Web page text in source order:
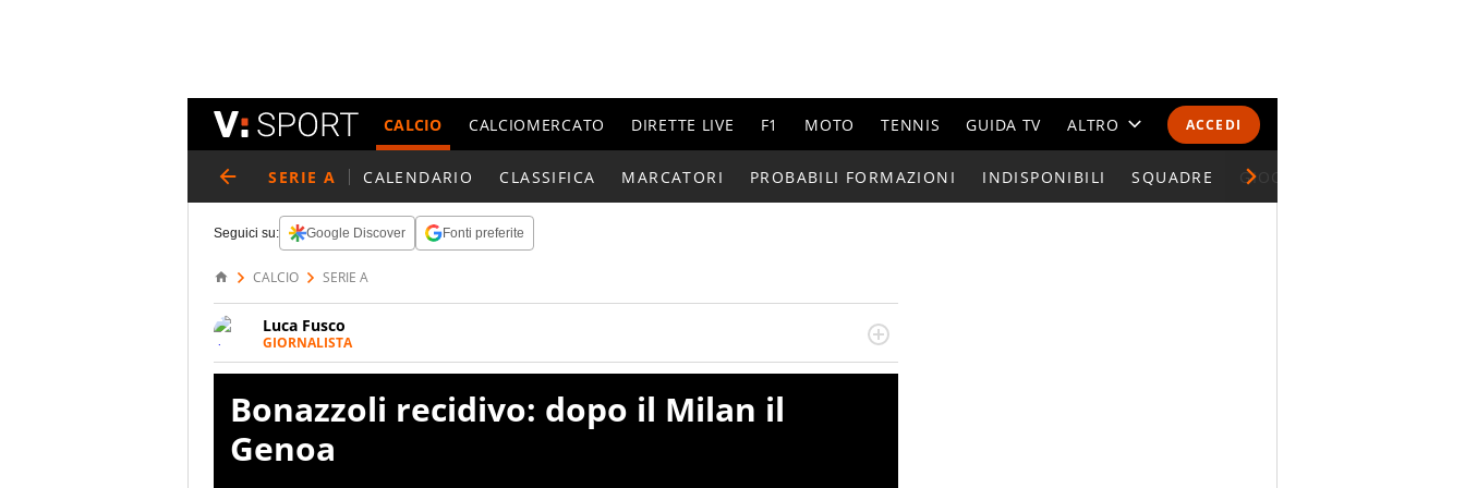
ACCEDI
CALCIO CALCIOMERCATO DIRETTE LIVE F1 MOTO TENNIS GUIDA TV ALTRO
CALENDARI E CLASSIFICHE
SERIE A CALENDARIO CLASSIFICA MARCATORI PROBABILI FORMAZIONI INDISPONIBILI SQUADRE GIOCATORI SERIE A
Seguici su: Google Discover Fonti preferite
CALCIO SERIE A
Luca Fusco
GIORNALISTA
Giornalista multimediale. Quando si accendono i motori, lui sgasa, impenna, derapa. E
Bonazzoli recidivo: dopo il Milan il
Genoa